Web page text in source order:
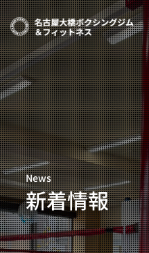
新
プライベ
レンタル
名古屋大橋ボ
大橋弘政
スタ
料
設
ア
営
トレ
スポ
News
新着情報